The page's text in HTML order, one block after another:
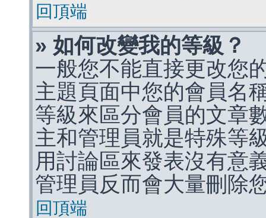
回頂端
» 如何改變我的等級？
一般您不能直接更改您
主題頁面中您的會員名
等級來區分會員的文章
主和管理員就是特殊等
用討論區來發表沒有意
管理員反而會大量刪除
回頂端